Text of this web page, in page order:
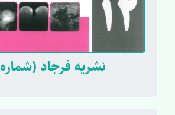
نشریه فرجاد (شماره 12)